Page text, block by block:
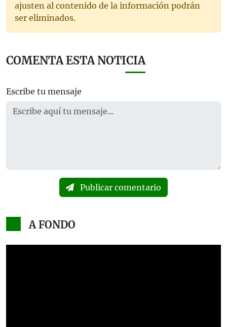
ajusten al contenido de la información podrán
ser eliminados.
COMENTA ESTA NOTICIA
Escribe tu mensaje
Publicar comentario
A FONDO